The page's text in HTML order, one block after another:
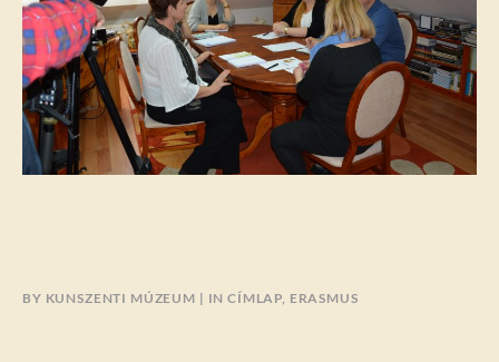
BY KUNSZENTI MÚZEUM INCÍMLAP, ERASMUS